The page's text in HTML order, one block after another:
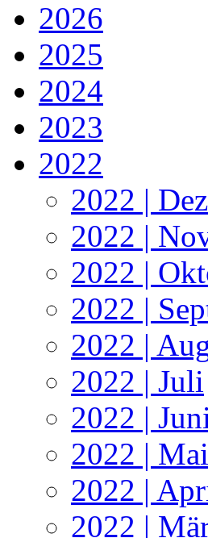
2026
2025
2024
2023
2022
2022 |
2022 |
2022 |
2022 |
2022 |
2022 | Juli
2022 |
2022 | Mai
2022 |
2022 |